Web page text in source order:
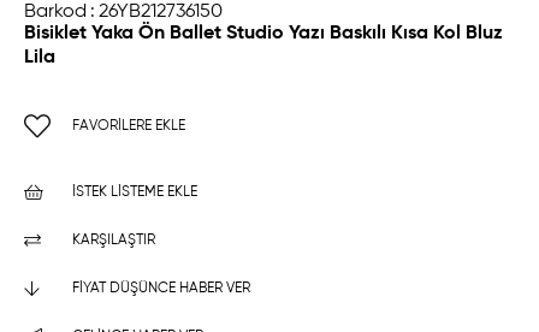
Barkod : 26YB212736150
Bisiklet Yaka Ön Ballet Studio Yazı Baskılı Kısa Kol Bluz
Lila
FAVORILERE EKLE
İSTEK LISTEME EKLE
KARŞILAŞTIR
FIYAT DÜŞÜNCE HABER VER